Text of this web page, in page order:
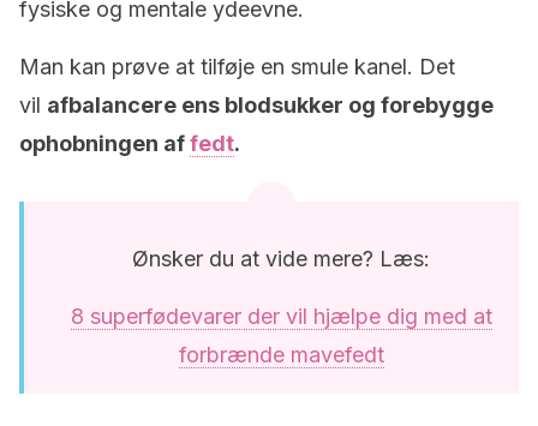
fysiske og mentale ydeevne.
Man kan prøve at tilføje en smule kanel. Det
vil afbalancere ens blodsukker og forebygge
ophobningen affedt.
Ønsker du at vide mere? Læs:
8 superfødevarer der vil hjælpe dig med at
forbrænde mavefedt